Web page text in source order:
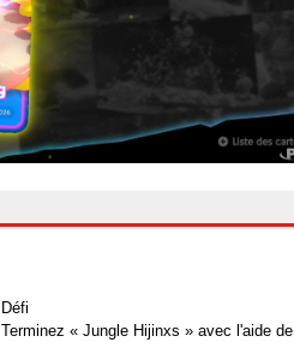
Défi
Terminez « Jungle Hijinxs » avec l'aide de